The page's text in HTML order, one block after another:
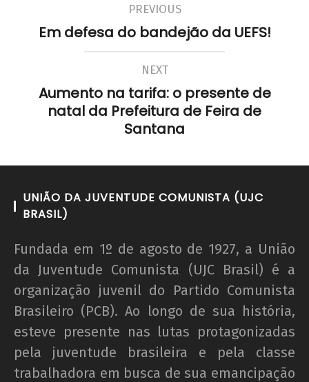
A mobilização estudantil e a ocupação do
campus São Lázaro – UFBA
dezembro
de 2018
wp-
O Perfil da Juventude Baiana
15 de
dezembro
de 2018
wp-
admin
PREVIOUS
Em defesa do bandejão da UEFS!
NEXT
Aumento na tarifa: o presente de
natal da Prefeitura de Feira de
Santana
UNIÃO DA JUVENTUDE COMUNISTA (UJC
BRASIL)
Fundada em 1º de agosto de 1927, a União
da Juventude Comunista (UJC Brasil) é a
organização juvenil do Partido Comunista
Brasileiro (PCB). Ao longo de sua história,
esteve presente nas lutas protagonizadas
pela juventude brasileira e pela classe
trabalhadora em busca de sua emancipação